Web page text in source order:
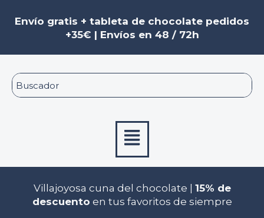
Envío gratis + tableta de chocolate pedidos
+35€ | Envíos en 48 / 72h
Menú
Villajoyosa cuna del chocolate | 15% de
descuento en tus favoritos de siempre